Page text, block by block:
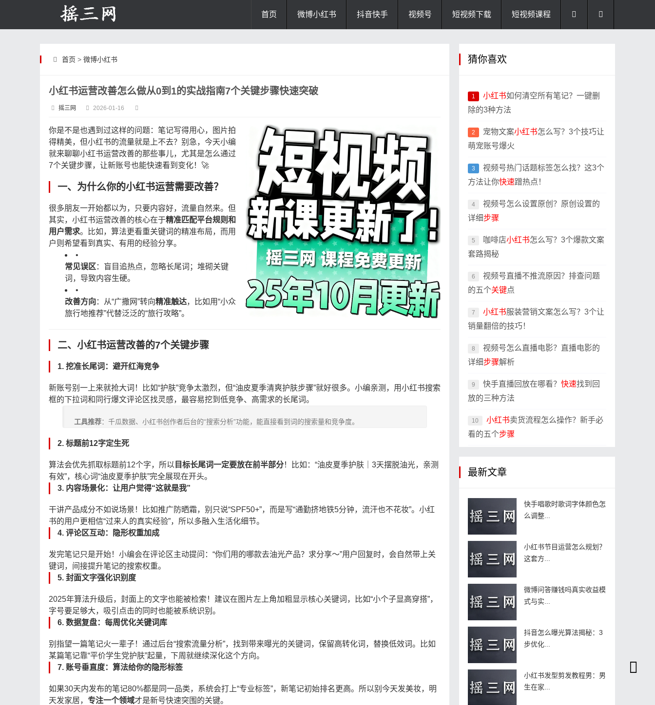
首页 微博小红书 抖音快手 视频号 短视频下载 短视频课程
首页 > 微博小红书
小红书运营改善怎么做从0到1的实战指南7个关键步骤快速突破
摇三网 2026-01-16
你是不是也遇到过这样的问题：笔记写得用心，图片拍
得精美，但小红书的流量就是上不去？别急，今天小编
就来聊聊小红书运营改善的那些事儿，尤其是怎么通过
7个关键步骤，让新账号也能快速看到变化！🚀
一、为什么你的小红书运营需要改善？
很多朋友一开始都以为，只要内容好，流量自然来。但
其实，小红书运营改善的核心在于精准匹配平台规则和
用户需求。比如，算法更看重关键词的精准布局，而用
户则希望看到真实、有用的经验分享。
•
常见误区 ：盲目追热点，忽略长尾词；堆砌关键
词，导致内容生硬。
•
改善方向 ：从“广撒网”转向精准触达，比如用“小众
旅行地推荐”代替泛泛的“旅行攻略”。
二、小红书运营改善的7个关键步骤
1. 挖准长尾词：避开红海竞争
新账号别一上来就抢大词！比如“护肤”竞争太激烈，但“油皮夏季清爽护肤步骤”就好很多。小编亲测，用小红书搜索
框的下拉词和同行爆文评论区找灵感，最容易挖到低竞争、高需求的长尾词。
工具推荐：千瓜数据、小红书创作者后台的“搜索分析”功能，能直接看到词的搜索量和竞争度。
2. 标题前12字定生死
算法会优先抓取标题前12个字，所以 目标长尾词一定要放在前半部分！比如：“油皮夏季护肤｜3天摆脱油光，亲测
有效”，核心词“油皮夏季护肤”完全展现在开头。
3. 内容场景化：让用户觉得“这就是我”
干讲产品成分不如说场景！比如推广防晒霜，别只说“SPF50+”，而是写“通勤挤地铁5分钟，流汗也不花妆”。小红
书的用户更相信“过来人的真实经验”，所以多融入生活化细节。
4. 评论区互动：隐形权重加成
发完笔记只是开始！小编会在评论区主动提问：“你们用的哪款去油光产品？求分享～”用户回复时，会自然带上关
键词，间接提升笔记的搜索权重。
5. 封面文字强化识别度
2025年算法升级后，封面上的文字也能被检索！建议在图片左上角加粗显示核心关键词，比如“小个子显高穿搭”，
字号要足够大，吸引点击的同时也能被系统识别。
6. 数据复盘：每周优化关键词库
别指望一篇笔记火一辈子！通过后台“搜索流量分析”，找到带来曝光的关键词，保留高转化词，替换低效词。比如
某篇笔记靠“平价学生党护肤”起量，下周就继续深化这个方向。
7. 账号垂直度：算法给你的隐形标签
如果30天内发布的笔记80%都是同一品类，系统会打上“专业标签”，新笔记初始排名更高。所以别今天发美妆，明
天发家居， 专注一个领域才是新号快速突围的关键。
猜你喜欢
1 小红书如何清空所有笔记？一键删
除的3种方法
2 宠物文案小红书怎么写？3个技巧让
萌宠账号爆火
3
视频号热门话题标签怎么找？这3个
方法让你快速蹭热点！
4
视频号怎么设置原创？原创设置的
详细步骤
5 咖啡店小红书怎么写？3个爆款文案
套路揭秘
6
视频号直播不推流原因？排查问题
的五个关键点
7 小红书服装营销文案怎么写？3个让
销量翻倍的技巧！
8
视频号怎么直播电影？直播电影的
详细步骤解析
9 快手直播回放在哪看？ 快速找到回
放的三种方法
10 小红书卖货流程怎么操作？新手必
看的五个步骤
最新文章
快手唱歌时歌词字体颜色怎
么调整...
小红书节目运营怎么规划？
这套方...
微博问答赚钱吗真实收益模
式与实...
抖音怎么曝光算法揭秘：3
步优化...
小红书发型剪发教程男：男
生在家...